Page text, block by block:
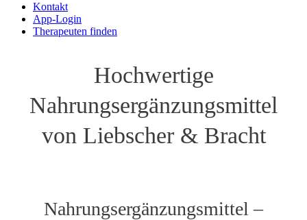
Kontakt
App-Login
Therapeuten finden
Hochwertige
Nahrungsergänzungsmittel
von Liebscher & Bracht
Nahrungsergänzungsmittel –